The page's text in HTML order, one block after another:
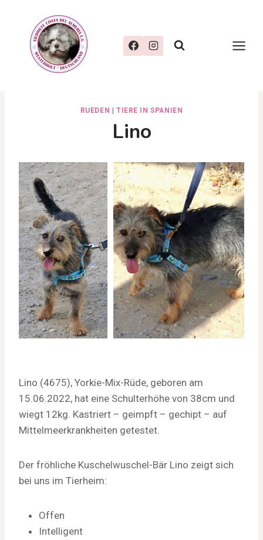
springen
RUEDEN TIERE IN SPANIEN
Lino
Lino (4675), Yorkie-Mix-Rüde, geboren am
15.06.2022, hat eine Schulterhöhe von 38cm und
wiegt 12kg. Kastriert – geimpft – gechipt – auf
Mittelmeerkrankheiten getestet.
Der fröhliche Kuschelwuschel-Bär Lino zeigt sich
bei uns im Tierheim:
Offen
Intelligent